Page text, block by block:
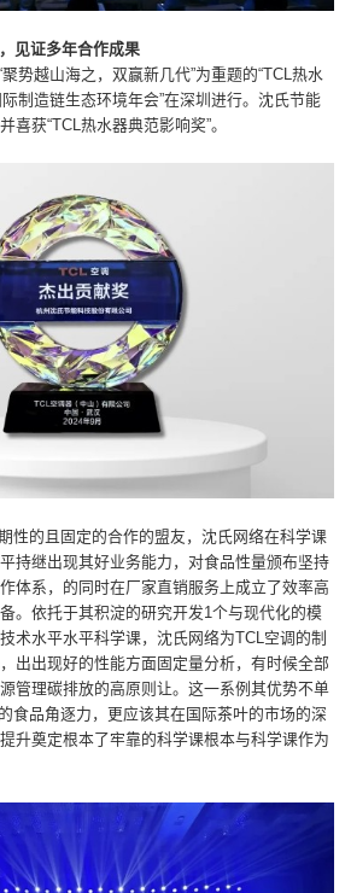
见证多年合作成果
势越山海之，双赢新几代”为重题的“TCL热水
制造链生态环境年会”在深圳进行。沈氏节能
喜获“TCL热水器典范影响奖”。
性的且固定的合作的盟友，沈氏网络在科学课
持继出现其好业务能力，对食品性量颁布坚持
体系，的同时在厂家直销服务上成立了效率高
。依托于其积淀的研究开发1个与现代化的模
术水平水平科学课，沈氏网络为TCL空调的制
出出现好的性能方面固定量分析，有时候全部
管理碳排放的高原则让。这一系例其优势不单
食品角逐力，更应该其在国际茶叶的市场的深
升奠定根本了牢靠的科学课根本与科学课作为